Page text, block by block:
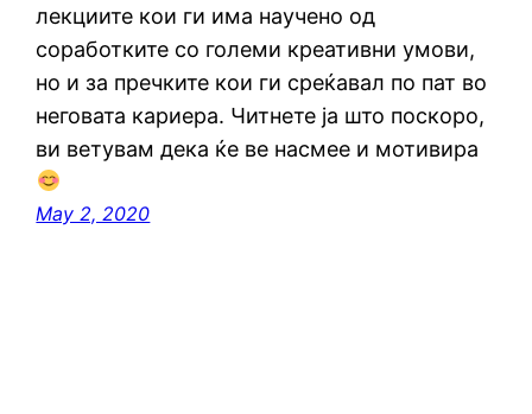
лекциите кои ги има научено од
соработките со големи креативни умови,
но и за пречките кои ги среќавал по пат во
неговата кариера. Читнете ја што поскоро,
ви ветувам дека ќе ве насмее и мотивира
May 2, 2020